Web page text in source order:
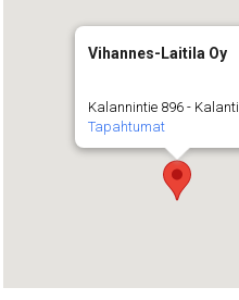
Vihannes-Laitila Oy
Kalannintie 896 - Kalanti
Tapahtumat